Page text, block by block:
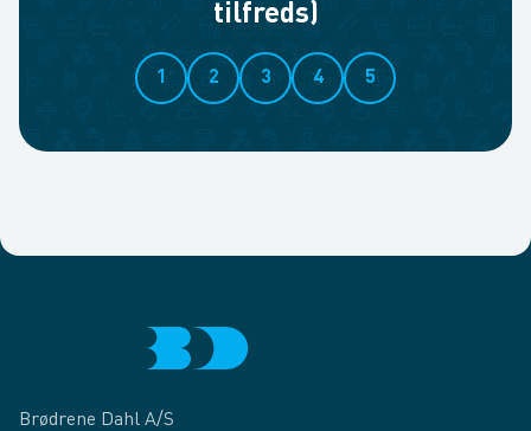
tilfreds)
1 2 3 4 5
Brødrene Dahl A/S